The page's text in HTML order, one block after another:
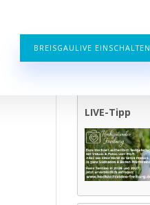
BREISGAULIVE EINSCHALTEN
LIVE-Tipp